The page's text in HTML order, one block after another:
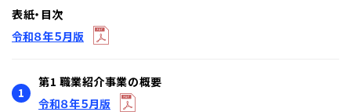
表紙・目次
令和８年５月版
1
第1 職業紹介事業の概要
令和８年５月版